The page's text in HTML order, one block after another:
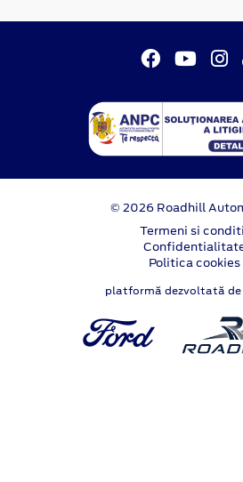
© 2026 Roadhill
Termeni si
Politica cookies
platformă dezvoltată de